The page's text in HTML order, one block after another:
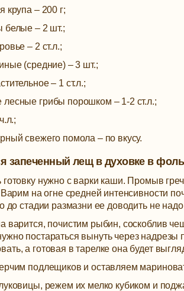
крупа – 200 г;
белые – 2 шт.;
– 2 ст.л.;
(средние) – 3 шт.;
– 1 ст.л.;
грибы порошком – 1-2 ст.л.;
свежего помола – по вкусу.
запеченный лещ в духовке в
готовку нужно с варки каши. Промыв
на огне средней интенсивности
до стадии размазни ее доводить не
варится, почистим рыбин, соскоблив
постараться вынуть через надрезы
а готовая в тарелке она будет
подлещиков и оставляем
режем их мелко кубиком и